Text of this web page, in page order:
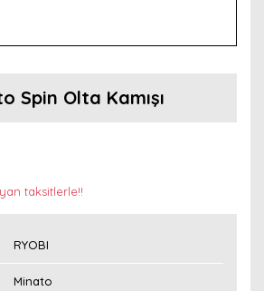
Spin Olta Kamışı
taksitlerle!!
RYOBI
Minato